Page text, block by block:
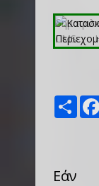
Εάν